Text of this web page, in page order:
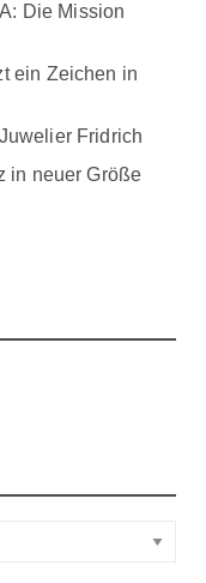
Die Mission
ein Zeichen in
Fridrich
in neuer Größe